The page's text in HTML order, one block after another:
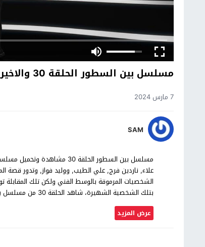
مسلسل بين السطور الحلقة 30 والاخيرة
7 مارس 2024
SAM
علاء, ناردين فرج, علي الطيب, ووليد فواز, وتدور
الشخصيات المرموقة بالوسط الفني ولكن تلك
بتلك الشخصية الشهيرة، شاهد الحلقة 30 من مسلسل بين السطور بجودة عالية حصرياً على موقع شاهد اون لاين.
عرض المزيد